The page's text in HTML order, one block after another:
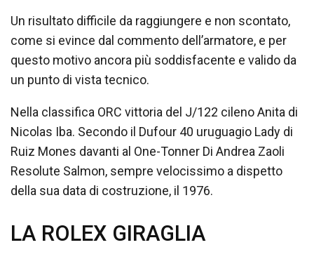
Un risultato difficile da raggiungere e non scontato,
come si evince dal commento dell’armatore, e per
questo motivo ancora più soddisfacente e valido da
un punto di vista tecnico.
Nella classifica ORC vittoria del J/122 cileno Anita di
Nicolas Iba. Secondo il Dufour 40 uruguagio Lady di
Ruiz Mones davanti al One-Tonner Di Andrea Zaoli
Resolute Salmon, sempre velocissimo a dispetto
della sua data di costruzione, il 1976.
LA ROLEX GIRAGLIA